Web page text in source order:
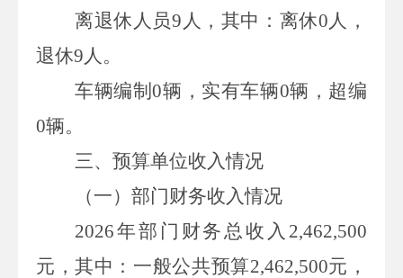
离退休人员9 人，其中：离休0人，
退休9人。
车辆编制0辆，实有车辆0辆，超编
0辆。
三、预算单位收入情况
（一）部门财务收入情况
2026年部门财务总收入 2,462,500
元，其中：一般公共预算2,462,500元，